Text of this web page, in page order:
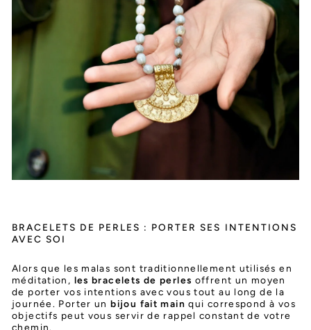
BRACELETS DE PERLES : PORTER SES INTENTIONS
AVEC SOI
Alors que les malas sont traditionnellement utilisés en
méditation, les bracelets de perles offrent un moyen
de porter vos intentions avec vous tout au long de la
journée. Porter unbijou fait main qui correspond à vos
objectifs peut vous servir de rappel constant de votre
chemin.